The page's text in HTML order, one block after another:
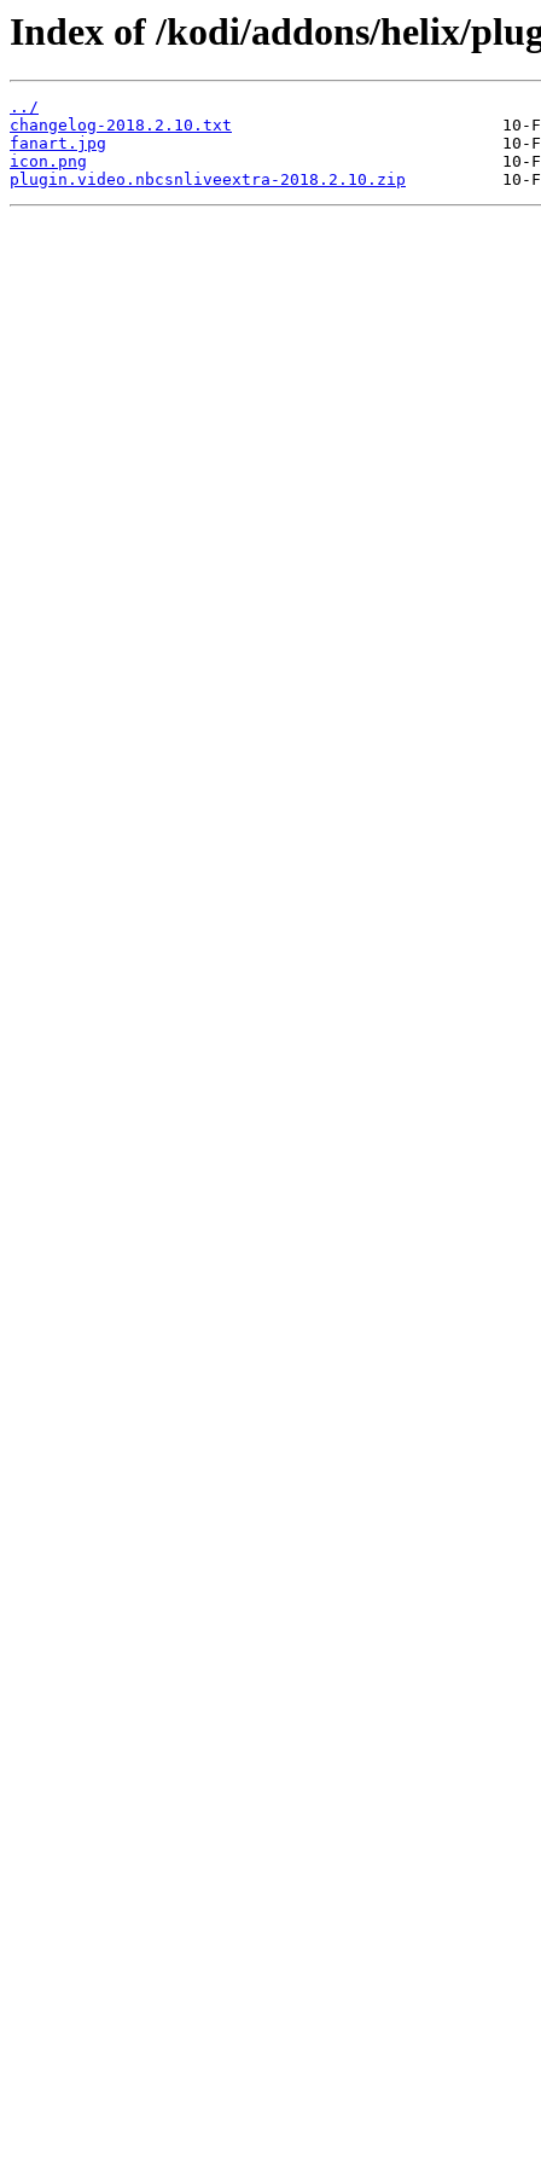
Index of /kodi/addons/helix/
../
changelog-2018.2.10.txt
fanart.jpg
icon.png
plugin.video.nbcsnliveextra-2018.2.10.zip